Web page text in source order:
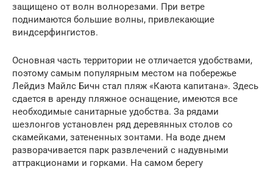
защищено от волн волнорезами. При ветре
поднимаются большие волны, привлекающие
виндсерфингистов.
Основная часть территории не отличается удобствами,
поэтому самым популярным местом на побережье
Лейдиз Майлс Бичн стал пляж «Каюта капитана». Здесь
сдается в аренду пляжное оснащение, имеются все
необходимые санитарные удобства. За рядами
шезлонгов установлен ряд деревянных столов со
скамейками, затененных зонтами. На воде днем
разворачивается парк развлечений с надувными
аттракционами и горками. На самом берегу